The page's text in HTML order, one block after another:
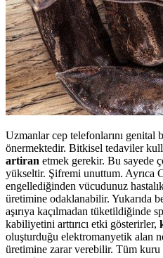
Uzmanlar cep telefonlarını genital
önermektedir. Bitkisel tedaviler
artiran etmek gerekir. Bu sayede
yükseltir. Şifremi unuttum. Ayrıca
engellediğinden vücudunuz
üretimine odaklanabilir. Yukarıda
aşırıya kaçılmadan tüketildiğinde
kabiliyetini arttırıcı etki gösterirler,
oluşturduğu elektromanyetik alan
üretimine zarar verebilir. Tüm